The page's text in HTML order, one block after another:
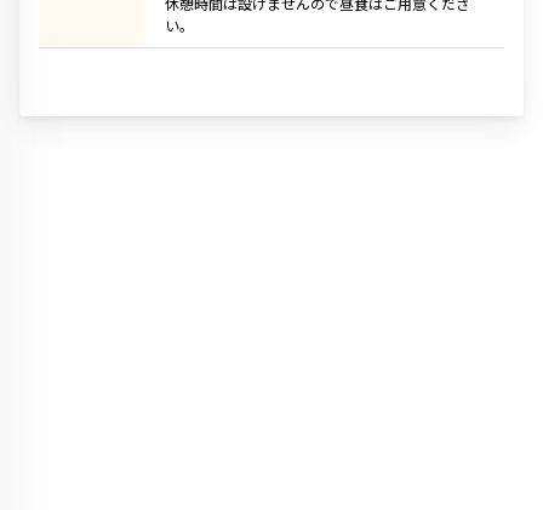
休憩時間は設けませんので昼食はご用意くださ
い。